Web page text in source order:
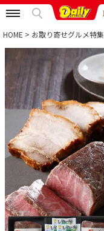
特集から選ぶ
予算から選ぶ
カテゴリから選ぶ
贈る相手から選ぶ
HOME お取り寄せグルメ特集